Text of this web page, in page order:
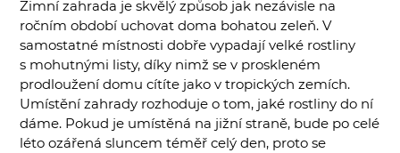
Zimní zahrada je skvělý způsob jak nezávisle na
ročním období uchovat doma bohatou zeleň. V
samostatné místnosti dobře vypadají velké rostliny
s mohutnými listy, díky nimž se v proskleném
prodloužení domu cítíte jako v tropických zemích.
Umístění zahrady rozhoduje o tom, jaké rostliny do ní
dáme. Pokud je umístěná na jižní straně, bude po celé
léto ozářená sluncem téměř celý den, proto se